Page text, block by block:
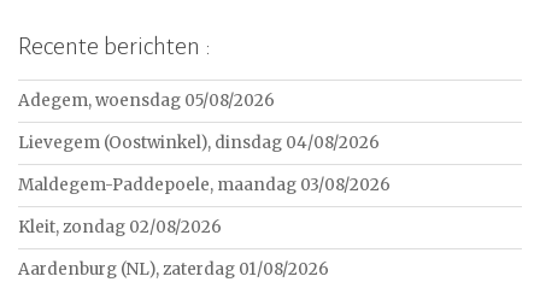
Recente berichten :
Adegem, woensdag 05/08/2026
Lievegem (Oostwinkel), dinsdag 04/08/2026
Maldegem-Paddepoele, maandag 03/08/2026
Kleit, zondag 02/08/2026
Aardenburg (NL), zaterdag 01/08/2026